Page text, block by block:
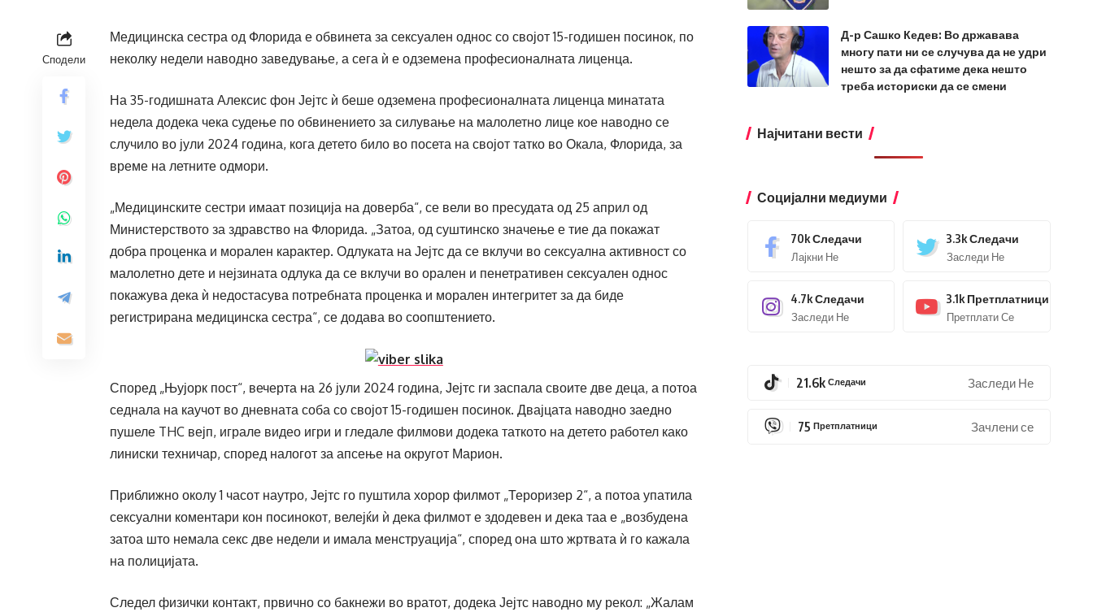
Сподели
Медицинска сестра од Флорида е обвинета за сексуален однос со својот 15-годишен посинок, по
неколку недели наводно заведување, а сега ѝ е одземена професионалната лиценца.
На 35-годишната Алексис фон Јејтс ѝ беше одземена професионалната лиценца минатата
недела додека чека судење по обвинението за силување на малолетно лице кое наводно се
случило во јули 2024 година, кога детето било во посета на својот татко во Окала, Флорида, за
време на летните одмори.
„Медицинските сестри имаат позиција на доверба“, се вели во пресудата од 25 април од
Министерството за здравство на Флорида. „Затоа, од суштинско значење е тие да покажат
добра проценка и морален карактер. Одлуката на Јејтс да се вклучи во сексуална активност со
малолетно дете и нејзината одлука да се вклучи во орален и пенетративен сексуален однос
покажува дека ѝ недостасува потребната проценка и морален интегритет за да биде
регистрирана медицинска сестра“, се додава во соопштението.
Според „Њујорк пост“, вечерта на 26 јули 2024 година, Јејтс ги заспала своите две деца, а потоа
седнала на каучот во дневната соба со својот 15-годишен посинок. Двајцата наводно заедно
пушеле THC вејп, играле видео игри и гледале филмови додека таткото на детето работел како
линиски техничар, според налогот за апсење на округот Марион.
Приближно околу 1 часот наутро, Јејтс го пуштила хорор филмот „Тероризер 2“, а потоа упатила
сексуални коментари кон посинокот, велејќи ѝ дека филмот е здодевен и дека таа е „возбудена
затоа што немала секс две недели и имала менструација“, според она што жртвата ѝ го кажала
на полицијата.
Следел физички контакт, првично со бакнежи во вратот, додека Јејтс наводно му рекол: „Жалам
Д-р Сашко Кедев: Во државава
многу пати ни се случува да не удри
нешто за да сфатиме дека нешто
треба историски да се смени
Најчитани вести
Социјални медиуми
70kСледачи
Лајкни Не
3.3kСледачи
Заследи Не
4.7kСледачи
Заследи Не
3.1k Претплатници
Претплати Се
21.6k Следачи Заследи Не
75 Претплатници Зачлени се